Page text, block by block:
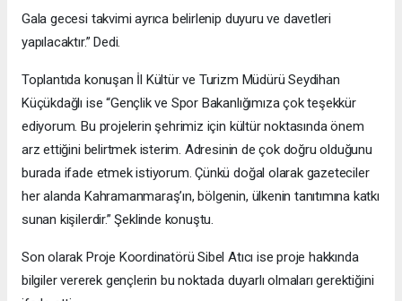
Gala gecesi takvimi ayrıca belirlenip duyuru ve davetleri
yapılacaktır.” Dedi.
Toplantıda konuşan İl Kültür ve Turizm Müdürü Seydihan
Küçükdağlı ise “Gençlik ve Spor Bakanlığımıza çok teşekkür
ediyorum. Bu projelerin şehrimiz için kültür noktasında önem
arz ettiğini belirtmek isterim. Adresinin de çok doğru olduğunu
burada ifade etmek istiyorum. Çünkü doğal olarak gazeteciler
her alanda Kahramanmaraş’ın, bölgenin, ülkenin tanıtımına katkı
sunan kişilerdir.” Şeklinde konuştu.
Son olarak Proje Koordinatörü Sibel Atıcı ise proje hakkında
bilgiler vererek gençlerin bu noktada duyarlı olmaları gerektiğini